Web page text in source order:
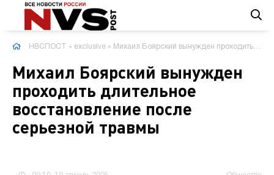
НВСПОСТ » exclusive » Михаил Боярский вынужден проходить длительное восстановление после серьезной травмы
Михаил Боярский вынужден
проходить длительное
восстановление после
серьезной травмы